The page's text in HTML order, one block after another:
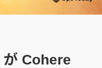
Cohere